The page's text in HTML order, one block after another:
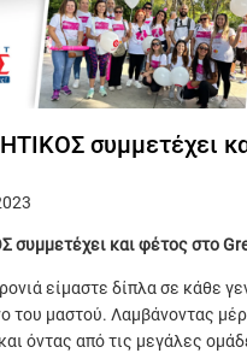
συμμετέχει
και φέτος στο
είμαστε δίπλα σε κάθε
του μαστού. Λαμβάνοντας
όντας από τις μεγάλες